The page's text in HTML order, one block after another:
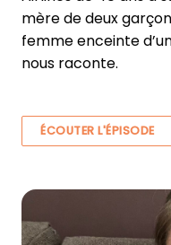
mère de deux
femme enceinte
nous raconte.
ÉCOUTER L'ÉPISODE